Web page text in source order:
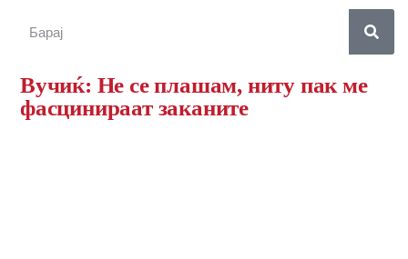
Вучиќ: Не се плашам, ниту пак ме
фасцинираат заканите